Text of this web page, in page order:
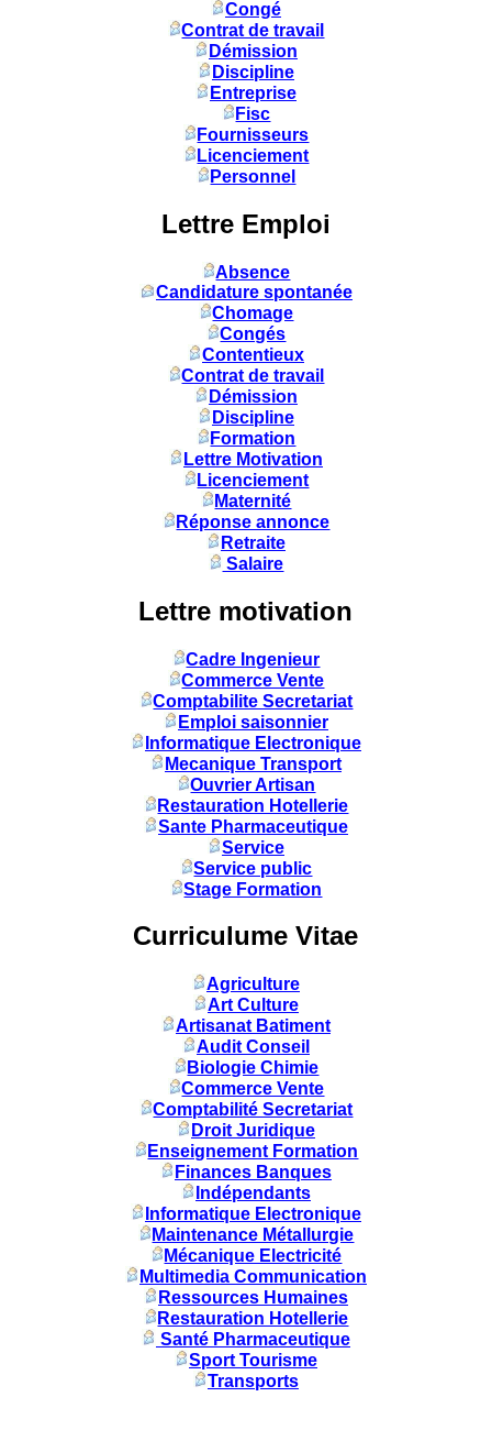
Congé
Contrat de travail
Démission
Discipline
Entreprise
Fisc
Fournisseurs
Licenciement
Personnel
Lettre Emploi
Absence
Candidature spontanée
Chomage
Congés
Contentieux
Contrat de travail
Démission
Discipline
Formation
Lettre Motivation
Licenciement
Maternité
Réponse annonce
Retraite
Salaire
Lettre motivation
Cadre Ingenieur
Commerce Vente
Comptabilite Secretariat
Emploi saisonnier
Informatique Electronique
Mecanique Transport
Ouvrier Artisan
Restauration Hotellerie
Sante Pharmaceutique
Service
Service public
Stage Formation
Curriculume Vitae
Agriculture
Art Culture
Artisanat Batiment
Audit Conseil
Biologie Chimie
Commerce Vente
Comptabilité Secretariat
Droit Juridique
Enseignement Formation
Finances Banques
Indépendants
Informatique Electronique
Maintenance Métallurgie
Mécanique Electricité
Multimedia Communication
Ressources Humaines
Restauration Hotellerie
Santé Pharmaceutique
Sport Tourisme
Transports